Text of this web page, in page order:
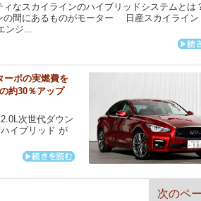
ィなスカイラインのハイブリッドシステムとは
の間にあるものがモーター 日産スカイライン
ンジ...
ーボの実燃費を
約30％アップ
次世代ダウン
イブリッド が
次のペ